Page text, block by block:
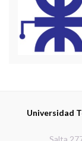
Universidad